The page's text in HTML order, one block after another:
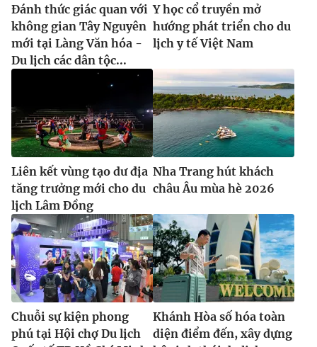
Đánh thức giác quan với
không gian Tây Nguyên
mới tại Làng Văn hóa -
Du lịch các dân tộc...
Y học cổ truyền mở
hướng phát triển cho du
lịch y tế Việt Nam
Liên kết vùng tạo dư địa
tăng trưởng mới cho du
lịch Lâm Đồng
Nha Trang hút khách
châu Âu mùa hè 2026
Chuỗi sự kiện phong
phú tại Hội chợ Du lịch
Khánh Hòa số hóa toàn
diện điểm đến, xây dựng